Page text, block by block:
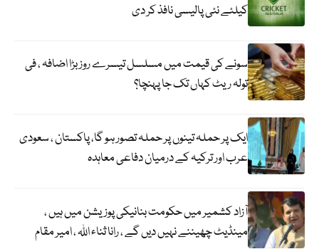
کیلئے نئی پالیسی نافذ کر دی
سونے کی قیمت میں مسلسل تیسرے روز بڑا اضافہ ، فی
تولہ ریٹ کہاں تک جا پہنچا؟
ایک پر حملہ تینوں پر حملہ تصور ہو گا، پاکستان ، سعودی
عرب اور ترکیہ کے درمیان دفاعی معاہدہ
آزاد کشمیر میں حکومت بنانیکی پوزیشن میں ہیں ،
مینڈیٹ چھیننے نہیں دیں گے ، رانا ثناء اللہ ، امیر مقام